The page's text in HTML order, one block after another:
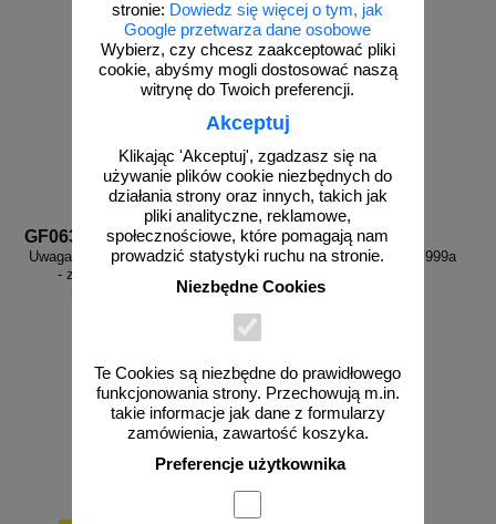
stronie: Dowiedz się więcej o tym, jak
Google przetwarza dane osobowe
Wybierz, czy chcesz zaakceptować pliki
cookie, abyśmy mogli dostosować naszą
witrynę do Twoich preferencji.
Akceptuj
Klikając 'Akceptuj', zgadzasz się na
używanie plików cookie niezbędnych do
działania strony oraz innych, takich jak
pliki analityczne, reklamowe,
społecznościowe, które pomagają nam
prowadzić statystyki ruchu na stronie.
Niezbędne Cookies
Te Cookies są niezbędne do prawidłowego
funkcjonowania strony. Przechowują m.in.
takie informacje jak dane z formularzy
zamówienia, zawartość koszyka.
Preferencje użytkownika
GF063
Uwaga! Promieniowanie optyczne
- znak bhp ostrzegający,
informujący - GF063
od 2,96 zł
2,41 zł netto
GF999a
Zamów własny wzór - GF999a
zobacz